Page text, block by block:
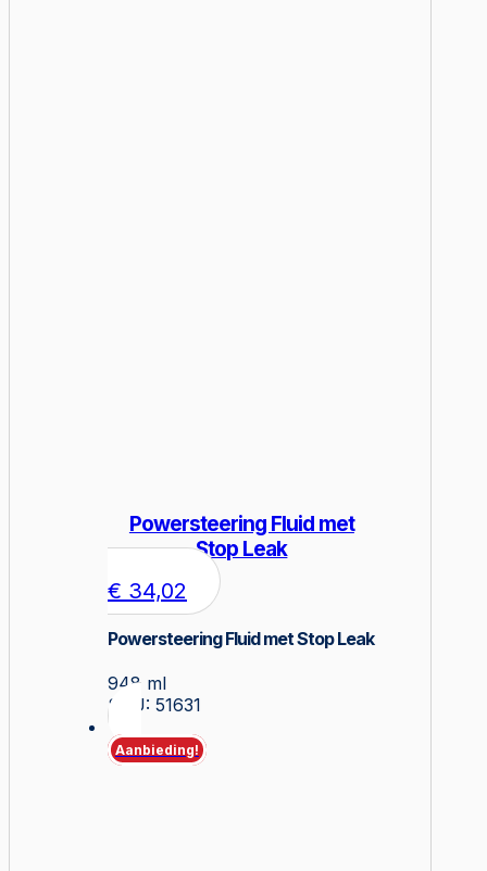
Powersteering Fluid met
Stop Leak
€ 34,02
Powersteering Fluid met Stop Leak
948 ml
SKU: 51631
Aanbieding!